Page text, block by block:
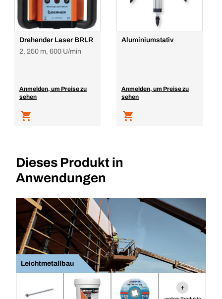
Drehender Laser BRLR
2, 250 m, 600 U/min
Anmelden, um Preise zu
sehen
Aluminiumstativ
Anmelden, um Preise zu
sehen
Dieses Produkt in
Anwendungen
Leichtmetallbau
+